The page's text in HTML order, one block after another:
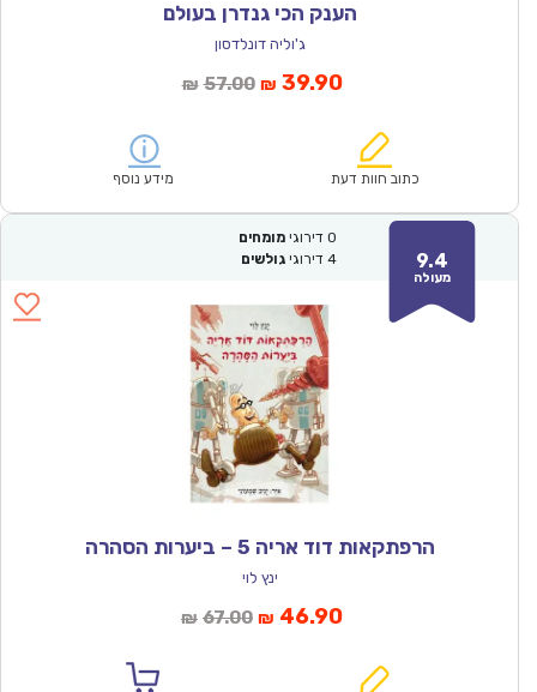
הענק הכי גנדרן בעולם
ג'וליה דונלדסון
₪ 57.00המחיר
₪57.00.
₪ 39.90המחיר
הוא:
כתוב חוות דעת מידע נוסף
9.4
מעולה
0 דירוגי מומחים
4 דירוגי גולשים
הרפתקאות דוד אריה 5 – ביערות הסהרה
ינץ לוי
₪ 67.00המחיר
₪ 46.90המחיר
הוא: